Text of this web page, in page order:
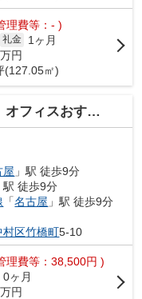
理費等：- )
礼金 1ヶ月
万円
(127.05㎡)
スおすすめ 】
屋 」駅 徒歩9分
駅 徒歩9分
「名古屋 」駅 徒歩9分
村区竹橋町5-10
理費等：38,500円 )
0ヶ月
万円